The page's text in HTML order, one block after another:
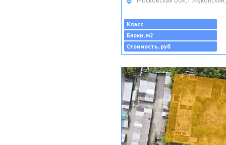
Класс
Блоки, м2
Стоимость, руб